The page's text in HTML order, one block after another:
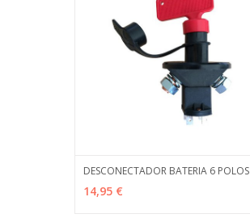
AÑADIR
DESCONECTADOR BATERIA 6 POLOS
14,95 €